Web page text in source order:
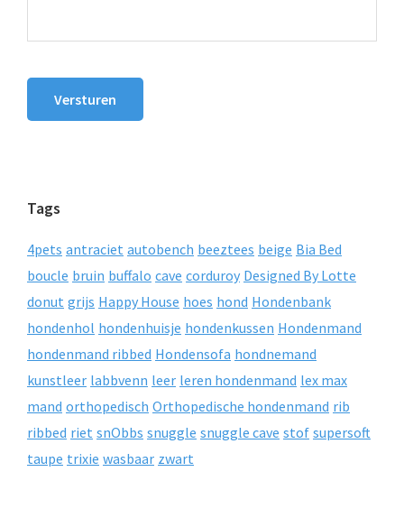
Versturen
Tags
4pets antraciet autobench beeztees beige Bia Bed
boucle bruin buffalo cave corduroy Designed By Lotte
donut grijs Happy House hoes hond Hondenbank
hondenhol hondenhuisje hondenkussen Hondenmand
hondenmand ribbed Hondensofa hondnemand
kunstleer labbvenn leer leren hondenmand lex max
mand orthopedisch Orthopedische hondenmand rib
ribbed riet snObbs snuggle snuggle cave stof supersoft
taupe trixie wasbaar zwart